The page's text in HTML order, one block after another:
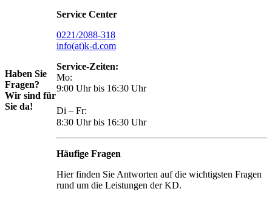
Haben Sie
Fragen?
Wir sind für
Sie da!
Service Center
0221/2088-318
info(at)k-d.com
Service-Zeiten:
Mo:
9:00 Uhr bis 16:30 Uhr
Di – Fr:
8:30 Uhr bis 16:30 Uhr
Häufige Fragen
Hier finden Sie Antworten auf die wichtigsten Fragen
rund um die Leistungen der KD.